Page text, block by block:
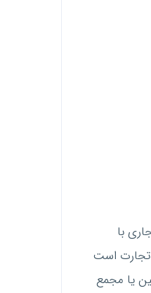
با
تجارت است
یا مجمع